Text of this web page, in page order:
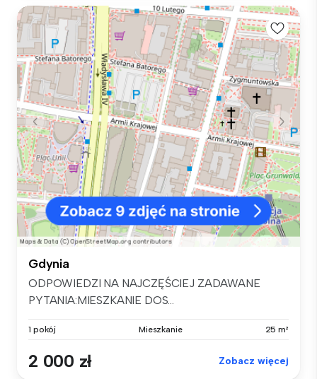
Gdynia
ODPOWIEDZI NA NAJCZĘŚCIEJ ZADAWANE
PYTANIA:MIESZKANIE DOS...
1 pokój Mieszkanie 25 m²
2 000 zł Zobacz więcej